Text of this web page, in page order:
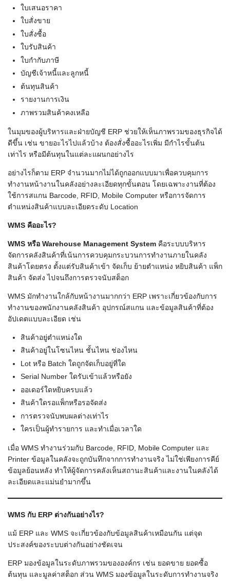
ใบเสนอราคา
ใบสั่งขาย
ใบสั่งซื้อ
ใบรับสินค้า
ใบกำกับภาษี
บัญชีเจ้าหนี้และลูกหนี้
ต้นทุนสินค้า
รายงานการเงิน
ภาพรวมสินค้าคงเหลือ
ในมุมของผู้บริหารและฝ่ายบัญชี ERP ช่วยให้เห็นภาพรวมของธุรกิจได้
ดีขึ้น เช่น ขายอะไรไปแล้วบ้าง ต้องสั่งซื้ออะไรเพิ่ม มีกำไรขั้นต้น
เท่าไร หรือมีต้นทุนในแต่ละแผนกอย่างไร
อย่างไรก็ตาม ERP จำนวนมากไม่ได้ถูกออกแบบมาเพื่อควบคุมการ
ทำงานหน้างานในคลังอย่างละเอียดทุกขั้นตอน โดยเฉพาะงานที่ต้อง
ใช้การสแกน Barcode, RFID, Mobile Computer หรือการจัดการ
ตำแหน่งสินค้าแบบละเอียดระดับ Location
WMS คืออะไร?
WMS หรือ Warehouse Management System คือระบบบริหาร
จัดการคลังสินค้าที่เน้นการควบคุมกระบวนการทำงานภายในคลัง
สินค้าโดยตรง ตั้งแต่รับสินค้าเข้า จัดเก็บ ย้ายตำแหน่ง หยิบสินค้า แพ็ก
สินค้า จัดส่ง ไปจนถึงการตรวจนับสต็อก
WMS มักทำงานใกล้กับหน้างานมากกว่า ERP เพราะเกี่ยวข้องกับการ
ทำงานของพนักงานคลังสินค้า อุปกรณ์สแกน และข้อมูลสินค้าที่ต้อง
อัปเดตแบบละเอียด เช่น
สินค้าอยู่ตำแหน่งใด
สินค้าอยู่ในโซนไหน ชั้นไหน ช่องไหน
Lot หรือ Batch ใดถูกจัดเก็บอยู่ที่ใด
Serial Number ใดรับเข้าแล้วหรือยัง
ออเดอร์ใดหยิบครบแล้ว
สินค้าใดรอแพ็กหรือรอจัดส่ง
การตรวจนับพบผลต่างเท่าไร
ใครเป็นผู้ทำรายการ และทำเมื่อเวลาใด
เมื่อ WMS ทำงานร่วมกับ Barcode, RFID, Mobile Computer และ
Printer ข้อมูลในคลังจะถูกบันทึกจากการทำงานจริง ไม่ใช่เพียงการคีย์
ข้อมูลย้อนหลัง ทำให้ผู้จัดการคลังเห็นสถานะสินค้าและงานในคลังได้
ละเอียดและแม่นยำมากขึ้น
WMS กับ ERP ต่างกันอย่างไร?
แม้ ERP และ WMS จะเกี่ยวข้องกับข้อมูลสินค้าเหมือนกัน แต่จุด
ประสงค์ของระบบต่างกันอย่างชัดเจน
ERP มองข้อมูลในระดับภาพรวมขององค์กร เช่น ยอดขาย ยอดซื้อ
ต้นทุน และมูลค่าสต็อก ส่วน WMS มองข้อมูลในระดับการทำงานจริง